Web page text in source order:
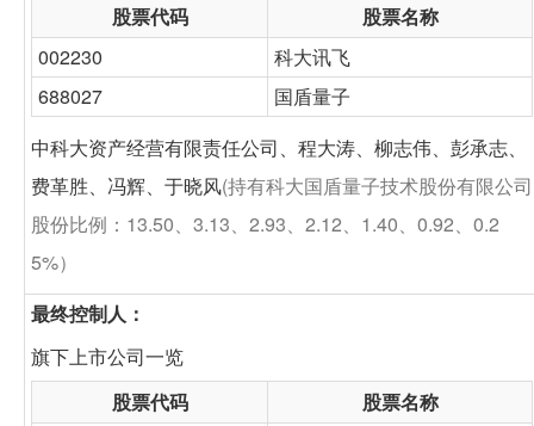
股票代码
股票名称
002230
科大讯飞
688027
国盾量子
中科大资产经营有限责任公司、程大涛、柳志伟、彭承志、
费革胜、冯辉、于晓风(持有科大国盾量子技术股份有限公司
股份比例：13.50、3.13、2.93、2.12、1.40、0.92、0.2
5%）
最终控制人：
旗下上市公司一览
股票代码
股票名称